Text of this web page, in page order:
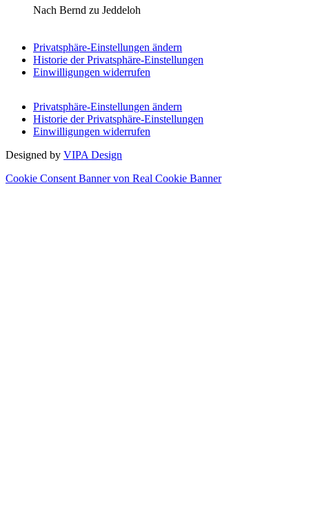
Nach Bernd zu Jeddeloh
Privatsphäre-Einstellungen ändern
Historie der Privatsphäre-Einstellungen
Einwilligungen widerrufen
Privatsphäre-Einstellungen ändern
Historie der Privatsphäre-Einstellungen
Einwilligungen widerrufen
Designed by VIPA Design
Cookie Consent Banner von Real Cookie Banner